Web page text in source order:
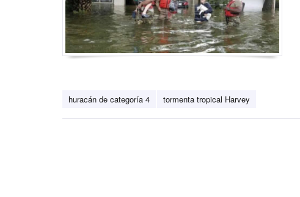
huracán de categoría 4 tormenta tropical Harvey